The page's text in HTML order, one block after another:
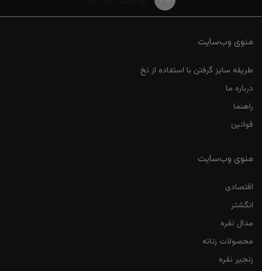
منوی وب‌سایت
طریقه سایز گرفتن با استفاده از نخ
درباره ما
راهنما
قوانین
منوی وب‌سایت
اقتصادی
انگشتر
مدال نقره
محصولات زنانه
زنجیر نقره